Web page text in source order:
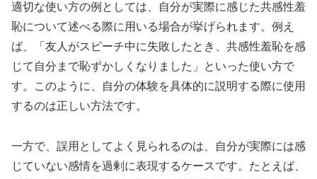
適切な使い方の例としては、自分が実際に感じた共感性羞
恥について述べる際に用いる場合が挙げられます。例え
ば、「友人がスピーチ中に失敗したとき、共感性羞恥を感
じて自分まで恥ずかしくなりました」といった使い方で
す。このように、自分の体験を具体的に説明する際に使用
するのは正しい方法です。
一方で、誤用としてよく見られるのは、自分が実際には感
じていない感情を過剰に表現するケースです。たとえば、